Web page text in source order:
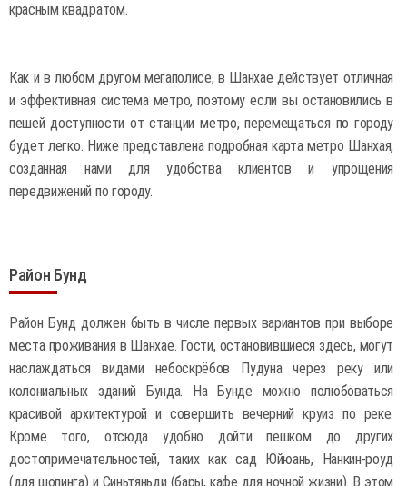
красным квадратом.
Как и в любом другом мегаполисе, в Шанхае действует отличная
и эффективная система метро, поэтому если вы остановились в
пешей доступности от станции метро, перемещаться по городу
будет легко. Ниже представлена подробная карта метро Шанхая,
созданная нами для удобства клиентов и упрощения
передвижений по городу.
Район Бунд
Район Бунд должен быть в числе первых вариантов при выборе
места проживания в Шанхае. Гости, остановившиеся здесь, могут
наслаждаться видами небоскрёбов Пудуна через реку или
колониальных зданий Бунда. На Бунде можно полюбоваться
красивой архитектурой и совершить вечерний круиз по реке.
Кроме того, отсюда удобно дойти пешком до других
достопримечательностей, таких как сад Юйюань, Нанкин-роуд
(для шопинга) и Синьтяньди (бары, кафе для ночной жизни). В этом